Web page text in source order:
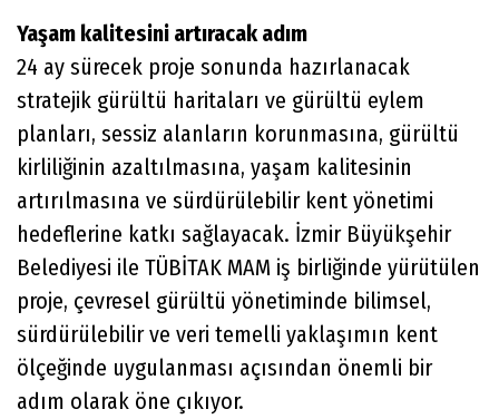
Yaşam kalitesini artıracak adım
24 ay sürecek proje sonunda hazırlanacak
stratejik gürültü haritaları ve gürültü eylem
planları, sessiz alanların korunmasına, gürültü
kirliliğinin azaltılmasına, yaşam kalitesinin
artırılmasına ve sürdürülebilir kent yönetimi
hedeflerine katkı sağlayacak. İzmir Büyükşehir
Belediyesi ile TÜBİTAK MAM iş birliğinde yürütülen
proje, çevresel gürültü yönetiminde bilimsel,
sürdürülebilir ve veri temelli yaklaşımın kent
ölçeğinde uygulanması açısından önemli bir
adım olarak öne çıkıyor.